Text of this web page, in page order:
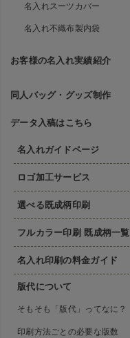
名入れスーツカバー
名入れ不織布製内袋
お客様の名入れ実績紹介
同人バッグ・グッズ制作
データ入稿はこちら
名入れガイドページ
ロゴ加工サービス
選べる既成柄印刷
フルカラー印刷 既成柄一覧
名入れ印刷の料金ガイド
版代について
そもそも「版代」ってなに？
印刷方法ごとの必要な版数